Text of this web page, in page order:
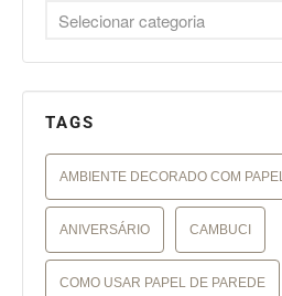
TAGS
AMBIENTE DECORADO COM
ANIVERSÁRIO CAMBUCI
COMO USAR PAPEL DE PAREDE